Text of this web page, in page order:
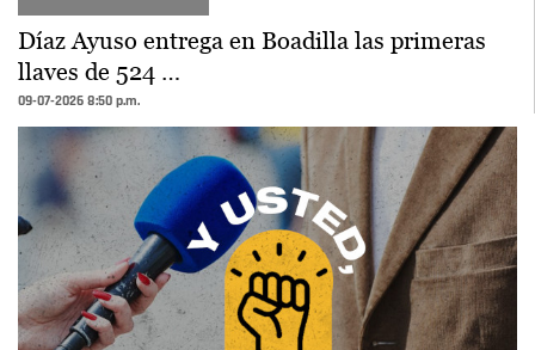
Díaz Ayuso entrega en Boadilla las primeras
llaves de 524 …
09-07-2026 8:50 p.m.